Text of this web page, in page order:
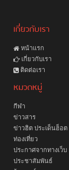
เกี่ยวกับเรา
หน้าแรก
เกี่ยวกับเรา
ติดต่อเรา
หมวดหมู่
กีฬา
ข่าวสาร
ข่าวฮิต ประเด็นฮ็อต
ท่องเที่ยว
ประกาศจากทางเว็บ
ประชาสัมพันธ์